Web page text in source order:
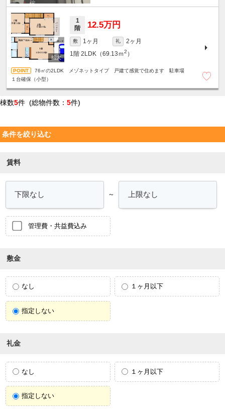
1
階
12.5万円
敷 1ヶ月 礼
2ヶ月
1階 2LDK（69.13ｍ2 ）
76㎡の2LDK メゾネットタイプ 戸建て感覚で住めます 駐車場
１台確保（小型）
棟数5件 (総物件数： 5件)
条件を絞り込む
賃料
～
管理費・共益費込み
敷金
なし １ヶ月以下
指定しない
礼金
なし １ヶ月以下
指定しない